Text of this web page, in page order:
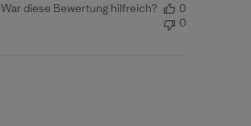
War diese Bewertung hilfreich?
0
0